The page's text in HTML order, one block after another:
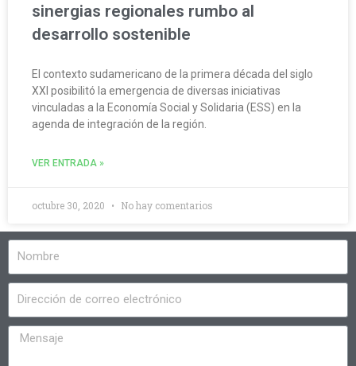
sinergias regionales rumbo al
desarrollo sostenible
El contexto sudamericano de la primera década del siglo
XXI posibilitó la emergencia de diversas iniciativas
vinculadas a la Economía Social y Solidaria (ESS) en la
agenda de integración de la región.
VER ENTRADA »
octubre 30, 2020 No hay comentarios